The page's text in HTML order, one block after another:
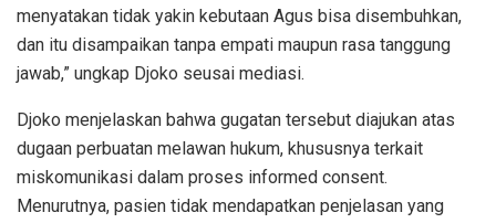
menyatakan tidak yakin kebutaan Agus bisa disembuhkan,
dan itu disampaikan tanpa empati maupun rasa tanggung
jawab,” ungkap Djoko seusai mediasi.
Djoko menjelaskan bahwa gugatan tersebut diajukan atas
dugaan perbuatan melawan hukum, khususnya terkait
miskomunikasi dalam proses informed consent.
Menurutnya, pasien tidak mendapatkan penjelasan yang